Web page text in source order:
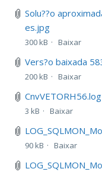
Solu??o
es.jpg
300 kB Baixar
Vers?o baixada
200 kB Baixar
CnvVETORH56.log
3 kB Baixar
90 kB Baixar